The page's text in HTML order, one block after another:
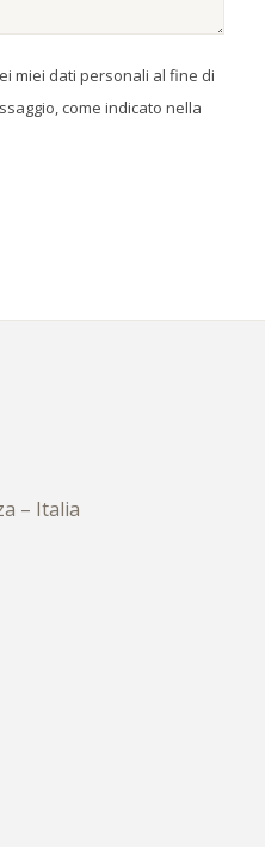
miei dati personali al fine di
come indicato nella
– Italia